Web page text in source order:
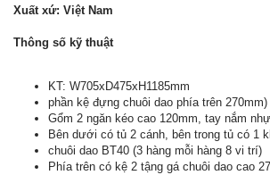
Xuất xứ: Việt Nam
Thông số kỹ thuật
KT: W705xD475xH1185mm
phần kệ đựng chuôi dao phía trên 270mm)
Gổm 2 ngăn kéo cao 120mm, tay nắm
Bên dưới có tủ 2 cánh, bên trong tủ có 1
chuôi dao BT40 (3 hàng mỗi hàng 8 vi trí)
Phía trên có kệ 2 tậng gá chuôi dao cao